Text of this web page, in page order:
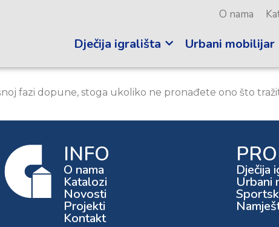
O nama
Dječija igrališta Urbani mobilijar
fazi dopune, stoga ukoliko ne pronađete ono što
INFO
O nama
Katalozi
Novosti
Projekti
Kontakt
Dječija
Urbani